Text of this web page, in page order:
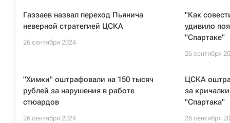
Газзаев назвал переход Пьянича
неверной стратегией ЦСКА
26 сентября 2024
"Как
удивило
"Спартаке"
26 сентября
"Химки" оштрафовали на 150 тысяч
рублей за нарушения в работе
стюардов
26 сентября 2024
ЦСКА
за
"Спартака"
26 сентября